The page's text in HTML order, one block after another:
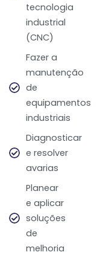
tecnologia
industrial
(CNC)
Fazer a
manutenção
de
equipamentos
industriais
Diagnosticar
e resolver
avarias
Planear
e aplicar
soluções
de
melhoria